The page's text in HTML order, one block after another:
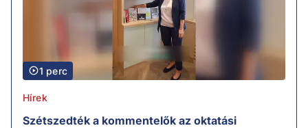
1 perc
Hírek
Szétszedték a kommentelők az oktatási